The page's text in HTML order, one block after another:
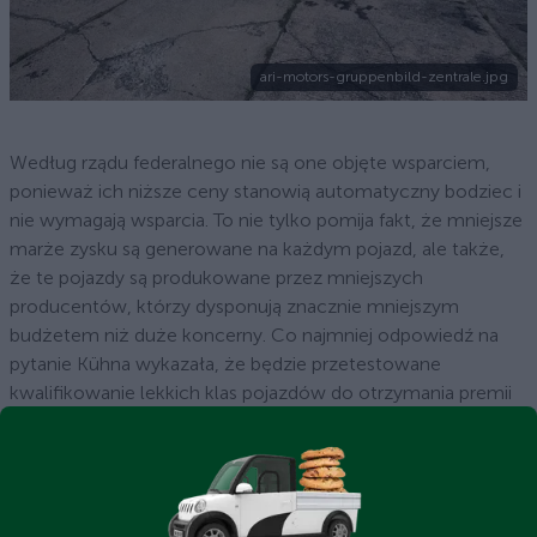
ari-motors-gruppenbild-zentrale.jpg
Według rządu federalnego nie są one objęte wsparciem,
ponieważ ich niższe ceny stanowią automatyczny bodziec i
nie wymagają wsparcia. To nie tylko pomija fakt, że mniejsze
marże zysku są generowane na każdym pojazd, ale także,
że te pojazdy są produkowane przez mniejszych
producentów, którzy dysponują znacznie mniejszym
budżetem niż duże koncerny. Co najmniej odpowiedź na
pytanie Kühna wykazała, że będzie przetestowane
kwalifikowanie lekkich klas pojazdów do otrzymania premii
Inne organizacje wspierające lekkie pojazdy
Związek Federalny ds. Elektromobilności (BEM) w swojej